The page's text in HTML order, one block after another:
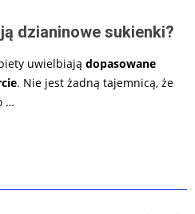
dzianinowe sukienki?
uwielbiają dopasowane
. Nie jest żadną tajemnicą, że
…